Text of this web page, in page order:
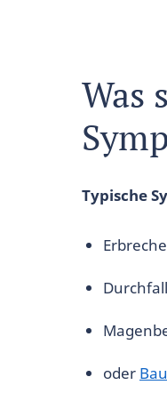
Was
Typische
oder